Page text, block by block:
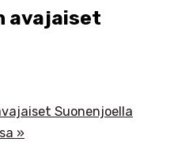
avajaiset
Suonenjoella
»